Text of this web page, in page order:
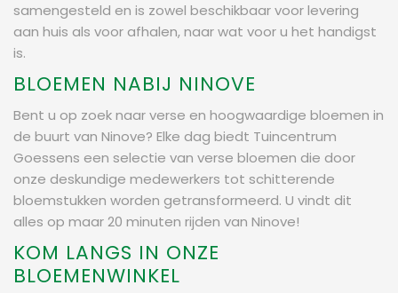
samengesteld en is zowel beschikbaar voor levering
aan huis als voor afhalen, naar wat voor u het handigst
is.
BLOEMEN NABIJ NINOVE
Bent u op zoek naar verse en hoogwaardige bloemen in
de buurt van Ninove? Elke dag biedt Tuincentrum
Goessens een selectie van verse bloemen die door
onze deskundige medewerkers tot schitterende
bloemstukken worden getransformeerd. U vindt dit
alles op maar 20 minuten rijden van Ninove!
KOM LANGS IN ONZE
BLOEMENWINKEL